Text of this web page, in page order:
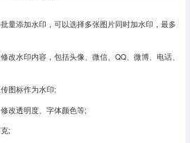
添加水印，可以选择多张图片同时加水印，最多
水印内容，包括头像、微信、QQ、微博、电话、
图标作为水印;
改透明度、字体颜色等;
;